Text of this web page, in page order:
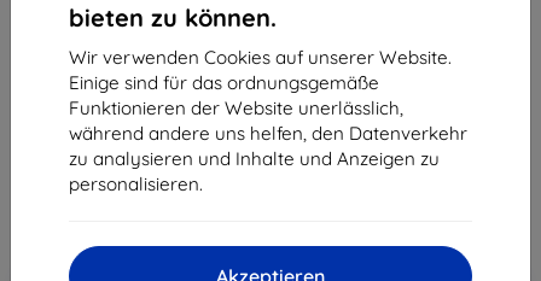
bieten zu können.
Wir verwenden Cookies auf unserer Website.
Einige sind für das ordnungsgemäße
Funktionieren der Website unerlässlich,
während andere uns helfen, den Datenverkehr
zu analysieren und Inhalte und Anzeigen zu
personalisieren.
Akzeptieren
3MK ARC+ Vollbildfolie für Honor X8c
Geeignet für: Honor X8c
11,90 €
10,71 €